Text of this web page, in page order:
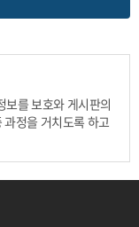
를 보호와 게시판의
정을 거치도록 하고